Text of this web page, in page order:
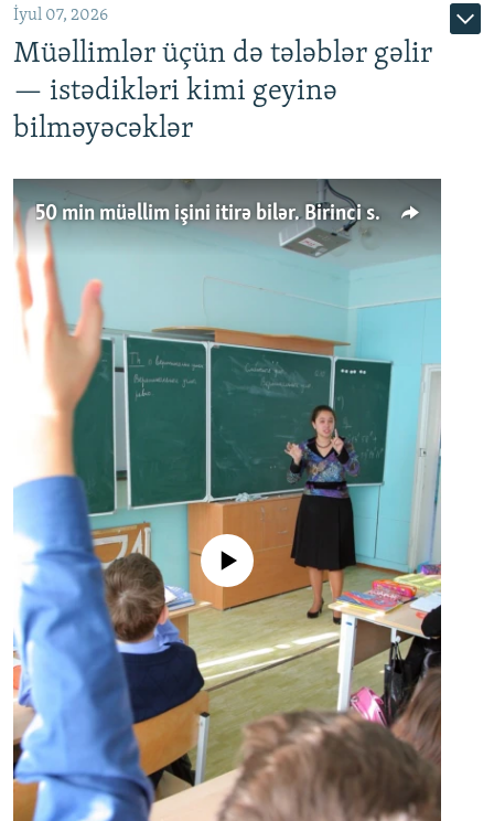
İyul 07, 2026
Müəllimlər üçün də tələblər gəlir
— istədikləri kimi geyinə
bilməyəcəklər
50 min müəllim işini itirə bilər. Birinci sinfə gedənlər azalır
No media source currently available